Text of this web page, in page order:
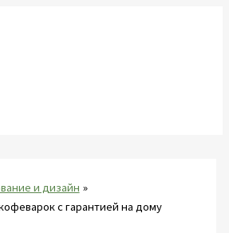
и дизайн
с гарантией на дому